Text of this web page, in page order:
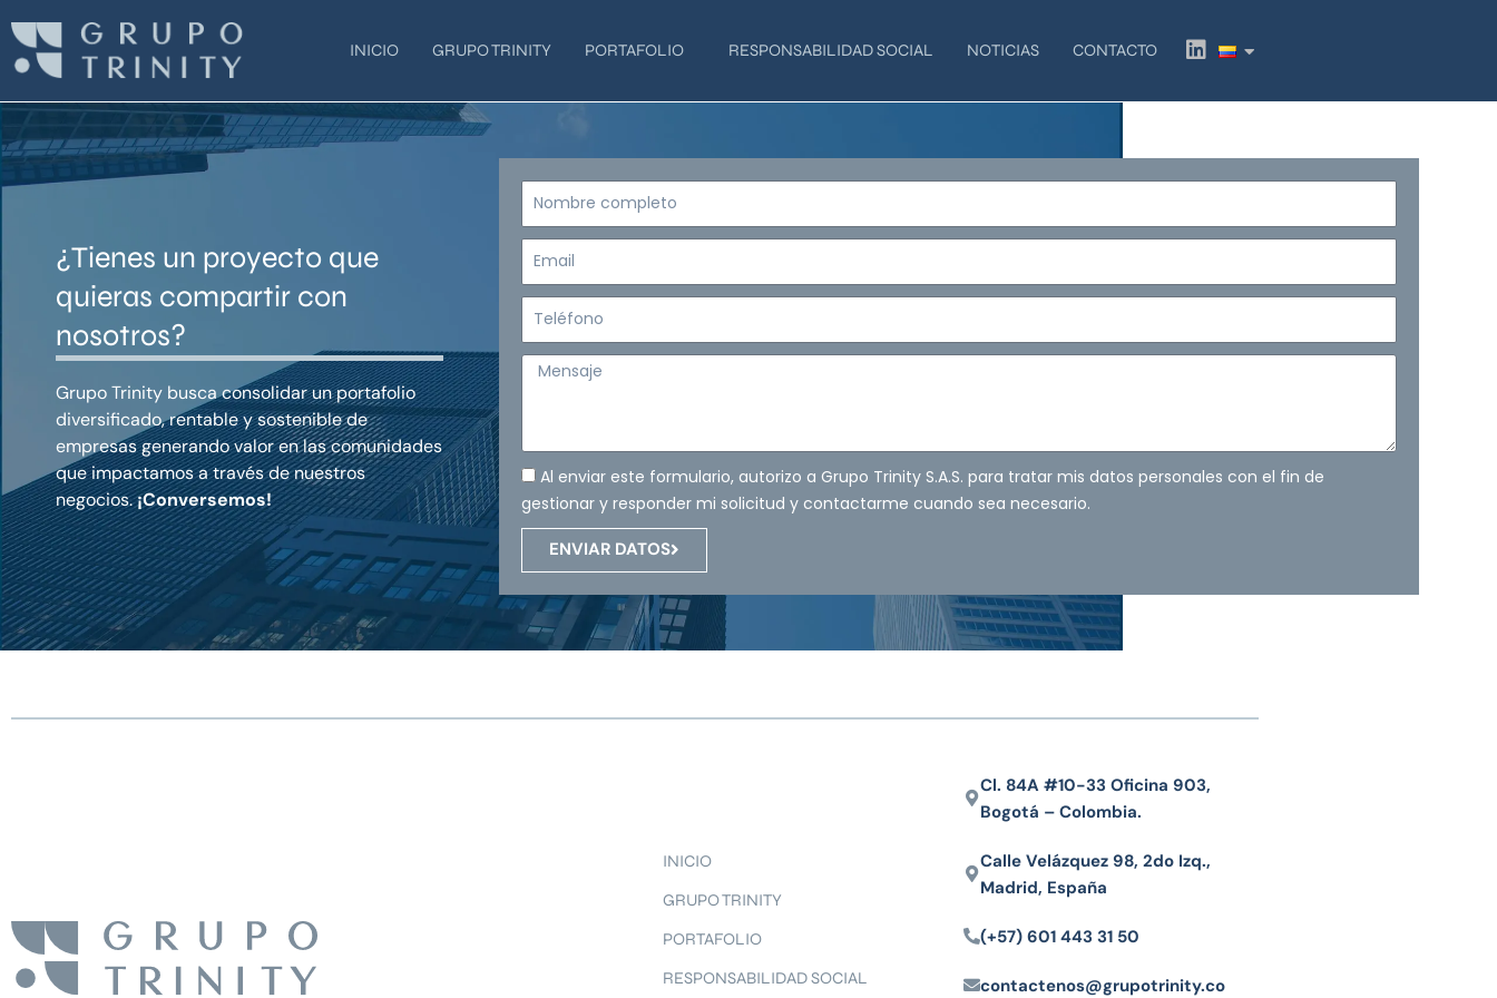
contenido
INICIO GRUPO TRINITY PORTAFOLIO RESPONSABILIDAD SOCIAL NOTICIAS CONTACTO
L
i
k
¿Tienes un proyecto que
quieras compartir con
nosotros?
Grupo Trinity busca consolidar un portafolio
diversificado, rentable y sostenible de
empresas generando valor en las comunidades
que impactamos a través de nuestros
negocios.¡Conversemos!
Nombre
Email
Teléfono
Mensaje
Al enviar este formulario, autorizo a Grupo Trinity S.A.S. para tratar mis datos personales con el fin de
gestionar y responder mi solicitud y contactarme cuando sea necesario.
ENVIAR DATOS
INICIO
GRUPO TRINITY
PORTAFOLIO
RESPONSABILIDAD SOCIAL
Cl. 84A #10-33 Oficina 903,
Bogotá – Colombia.
Calle Velázquez 98, 2do Izq.,
Madrid, España
(+57) 601 443 31 50
contactenos@grupotrinity.co